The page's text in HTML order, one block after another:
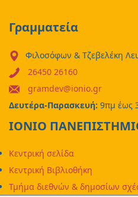
Γραμματεία
Φιλοσόφων & Τζεβελέκη
26450 26160
gramdev@ionio.gr
Δευτέρα-Παρασκευή: 9πμ έως
ΙΟΝΙΟ
Κεντρική σελίδα
Κεντρική Βιβλιοθήκη
Τμήμα διεθνών & δημοσίων